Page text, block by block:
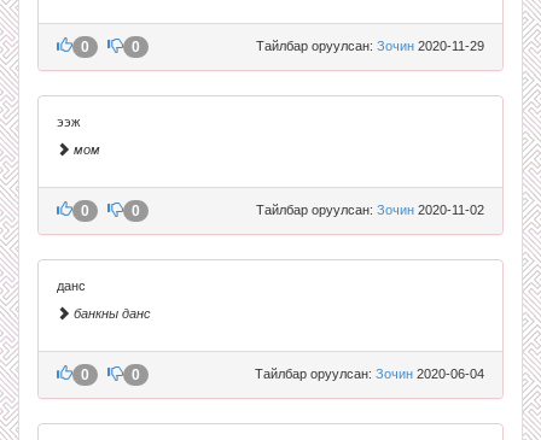
Тайлбар оруулсан: Зочин 2020-11-29
0 0
ээж
мом
Тайлбар оруулсан: Зочин 2020-11-02
0 0
данс
банкны данс
Тайлбар оруулсан: Зочин 2020-06-04
0 0